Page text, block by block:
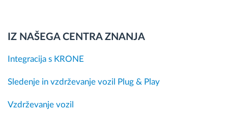
IZ NAŠEGA CENTRA ZNANJA
Integracija s KRONE
Sledenje in vzdrževanje vozil Plug & Play
Vzdrževanje vozil